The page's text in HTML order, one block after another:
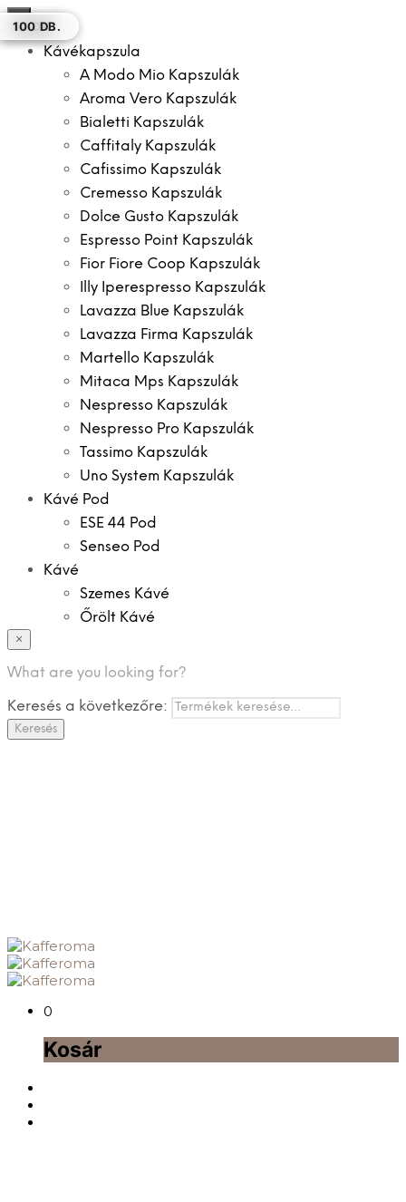
×
Kávékapszula
A Modo Mio Kapszulák
Aroma Vero Kapszulák
Bialetti Kapszulák
Caffitaly Kapszulák
Cafissimo Kapszulák
Cremesso Kapszulák
Dolce Gusto Kapszulák
Espresso Point Kapszulák
Fior Fiore Coop Kapszulák
Illy Iperespresso Kapszulák
Lavazza Blue Kapszulák
Lavazza Firma Kapszulák
Martello Kapszulák
Mitaca Mps Kapszulák
Nespresso Kapszulák
Nespresso Pro Kapszulák
Tassimo Kapszulák
Uno System Kapszulák
Kávé Pod
ESE 44 Pod
Senseo Pod
Kávé
Szemes Kávé
Őrölt Kávé
Instant Kávé
Zacskó Tea
Tartozékok
×
What are you looking for?
Keresés a következőre:
Keresés
0
Kosár
100 DB.
8 DB.
50 DB.
100 DB.
150 DB.
50 DB.
100 DB.